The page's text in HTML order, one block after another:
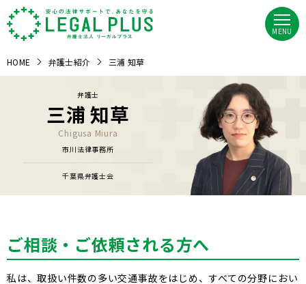
MENU
HOME 弁護士紹介 三浦 知草
弁護士
三浦 知草
Chigusa Miura
市川法律事務所
千葉県弁護士会
ご相談・ご依頼される方へ
私は、取扱い件数の多い交通事故をはじめ、すべての分野におい